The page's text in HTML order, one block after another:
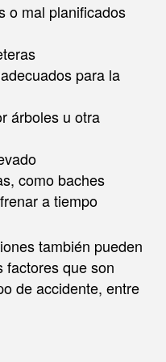
o mal planificados
para la
árboles u otra
como baches
a tiempo
también pueden
factores que son
de accidente, entre